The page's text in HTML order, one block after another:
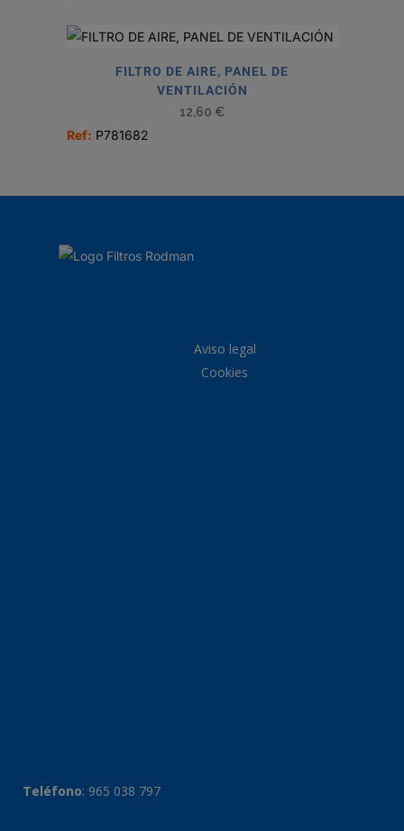
FILTRO DE AIRE, PANEL DE
VENTILACIÓN
12,60 €
Ref: P781682
Aviso legal
Cookies
Teléfono: 965 038 797